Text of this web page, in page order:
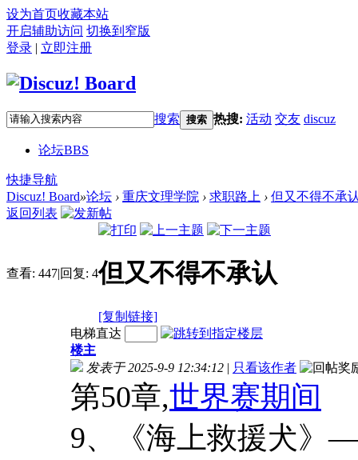
设为首页收藏本站
开启辅助访问 切换到窄版
登录 | 立即注册
搜索 搜索 热搜: 活动 交友 discuz
论坛BBS
快捷导航
Discuz! Board»论坛 › 重庆文理学院 › 求职路上 › 但又不得不承
返回列表
查看: 447|回复: 4但又不得不承认
[复制链接]
电梯直达
楼主
发表于 2025-9-9 12:34:12 | 只看该作者
第50章,世界赛期间
9、《海上救援犬》